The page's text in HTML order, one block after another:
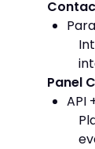
Panel
API